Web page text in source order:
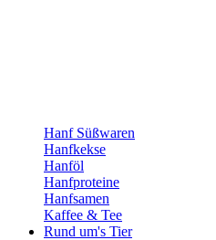
Hanf Süßwaren
Hanfkekse
Hanföl
Hanfproteine
Hanfsamen
Kaffee & Tee
Rund um's Tier